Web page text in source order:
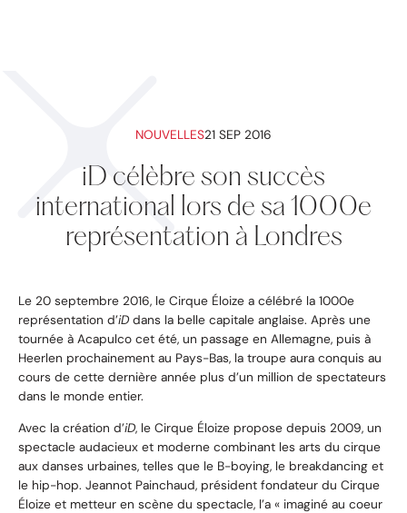
NOUVELLES21 SEP 2016
iD célèbre son succès
international lors de sa 1000e
représentation à Londres
Le 20 septembre 2016, le Cirque Éloize a célébré la 1000e
représentation d’iD dans la belle capitale anglaise. Après une
tournée à Acapulco cet été, un passage en Allemagne, puis à
Heerlen prochainement au Pays-Bas, la troupe aura conquis au
cours de cette dernière année plus d’un million de spectateurs
dans le monde entier.
Avec la création d’iD, le Cirque Éloize propose depuis 2009, un
spectacle audacieux et moderne combinant les arts du cirque
aux danses urbaines, telles que le B-boying, le breakdancing et
le hip-hop. Jeannot Painchaud, président fondateur du Cirque
Éloize et metteur en scène du spectacle, l’a « imaginé au coeur